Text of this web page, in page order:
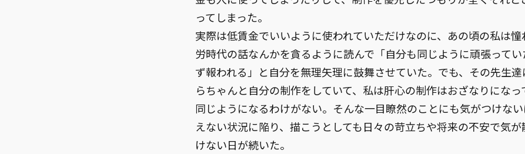
ってしまった。
実際は低賃金でいいように使われていただけなのに、あの頃の私は
労時代の話なんかを貪るように読んで「自分も同じように頑張って
ず報われる」と自分を無理矢理に鼓舞させていた。でも、その先生
らちゃんと自分の制作をしていて、私は肝心の制作はおざなりになっ
同じようになるわけがない。そんな一目瞭然のことにも気がつけな
えない状況に陥り、描こうとしても日々の苛立ちや将来の不安で気
けない日が続いた。